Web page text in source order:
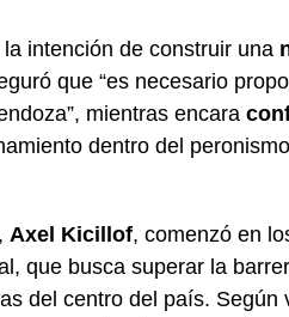
la intención de construir una
que “es necesario
mientras encara
dentro del
Axel Kicillof, comenzó en
que busca superar la
del centro del país. Según